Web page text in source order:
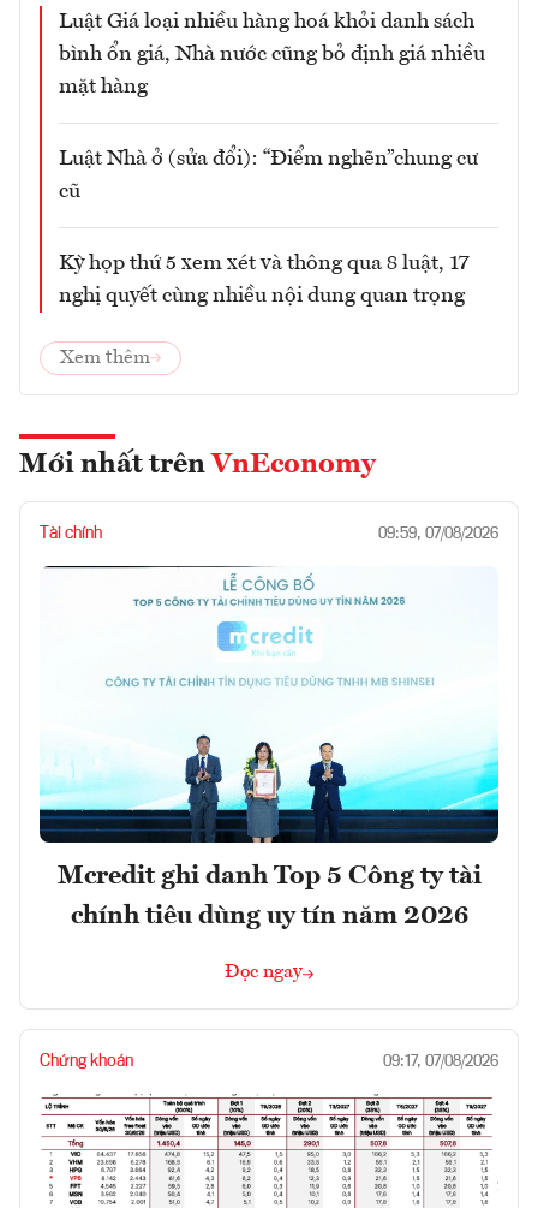
Luật Giá loại nhiều hàng hoá khỏi danh sách
bình ổn giá, Nhà nước cũng bỏ định giá nhiều
mặt hàng
Luật Nhà ở (sửa đổi): “Điểm nghẽn”chung cư
cũ
Kỳ họp thứ 5 xem xét và thông qua 8 luật, 17
nghị quyết cùng nhiều nội dung quan trọng
Xem thêm
Mới nhất trên VnEconomy
Tài chính 09:59, 07/08/2026
Mcredit ghi danh Top 5 Công ty tài
chính tiêu dùng uy tín năm 2026
Đọc ngay
Chứng khoán 09:17, 07/08/2026